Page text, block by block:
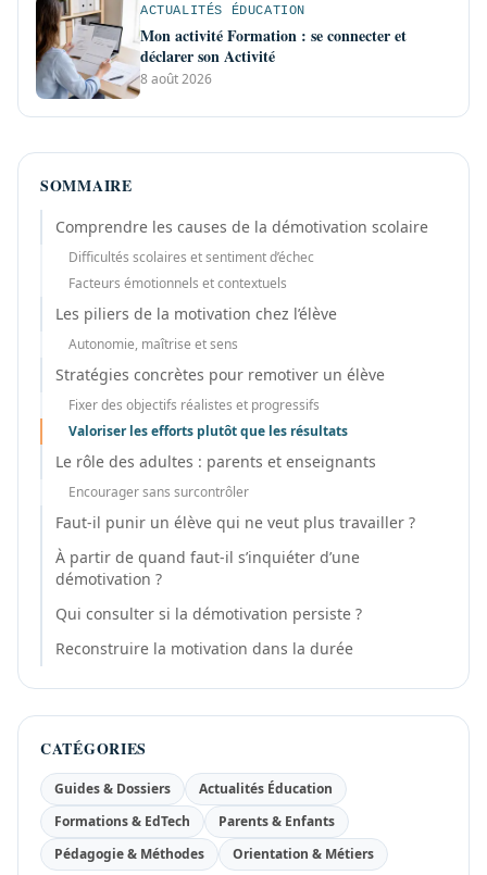
ACTUALITÉS ÉDUCATION
Mon activité Formation : se connecter et
déclarer son Activité
8 août 2026
SOMMAIRE
Comprendre les causes de la démotivation scolaire
Difficultés scolaires et sentiment d’échec
Facteurs émotionnels et contextuels
Les piliers de la motivation chez l’élève
Autonomie, maîtrise et sens
Stratégies concrètes pour remotiver un élève
Fixer des objectifs réalistes et progressifs
Valoriser les efforts plutôt que les résultats
Le rôle des adultes : parents et enseignants
Encourager sans surcontrôler
Faut-il punir un élève qui ne veut plus travailler ?
À partir de quand faut-il s’inquiéter d’une
démotivation ?
Qui consulter si la démotivation persiste ?
Reconstruire la motivation dans la durée
CATÉGORIES
Guides & Dossiers
Actualités Éducation
Formations & EdTech
Parents & Enfants
Pédagogie & Méthodes
Orientation & Métiers